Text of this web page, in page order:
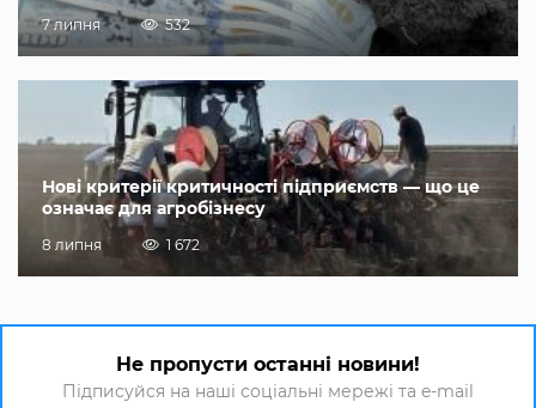
7 липня 532
Нові критерії критичності підприємств — що це
означає для агробізнесу
8 липня 1 672
Не пропусти останні новини!
Підписуйся на наші соціальні мережі та e-mail